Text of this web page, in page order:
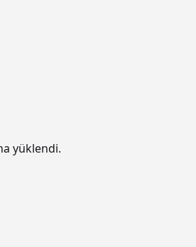
yüklendi.